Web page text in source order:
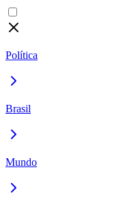
Política
Brasil
Mundo